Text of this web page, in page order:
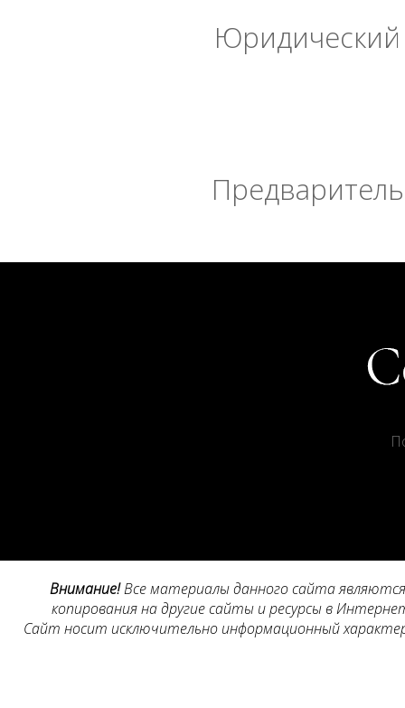
Внимание!Все материалы данного сайта
копирования на другие сайты и ресурсы в
Сайт носит исключительно информационный